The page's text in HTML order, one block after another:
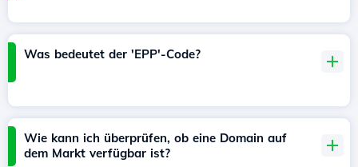
Was bedeutet der 'EPP'-Code?
Wie kann ich überprüfen, ob eine Domain auf
dem Markt verfügbar ist?